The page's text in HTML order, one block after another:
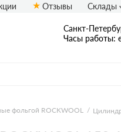
Санкт-
Часы работы:
Отзывы Склады
фольгой ROCKWOOL